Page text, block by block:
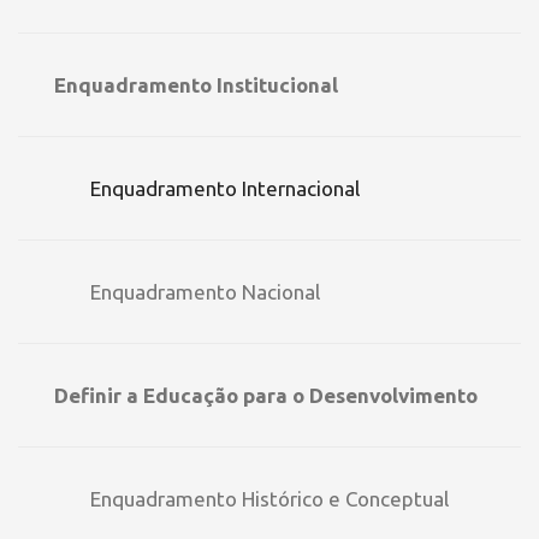
Enquadramento Institucional
Enquadramento Internacional
Enquadramento Nacional
Definir a Educação para o Desenvolvimento
Enquadramento Histórico e Conceptual